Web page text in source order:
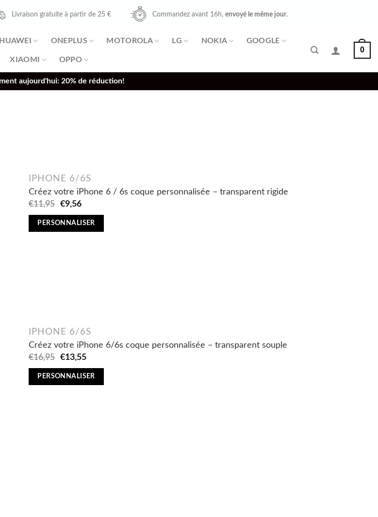
Livraison gratuite à partir de 25 € Commandez avant 16h, envoyé le même jour.
HUAWEI ONEPLUS MOTOROLA LG NOKIA GOOGLE
XIAOMI OPPO
0
aujourd'hui: 20% de réduction!
IPHONE 6/6S
Créez votre iPhone 6 / 6s coque personnalisée – transparent rigide
€11,95
Original
was:
€9,56Current
is:
PERSONNALISER
IPHONE 6/6S
Créez votre iPhone 6/6s coque personnalisée – transparent souple
€16,95
Original
was:
€13,55Current
is:
PERSONNALISER